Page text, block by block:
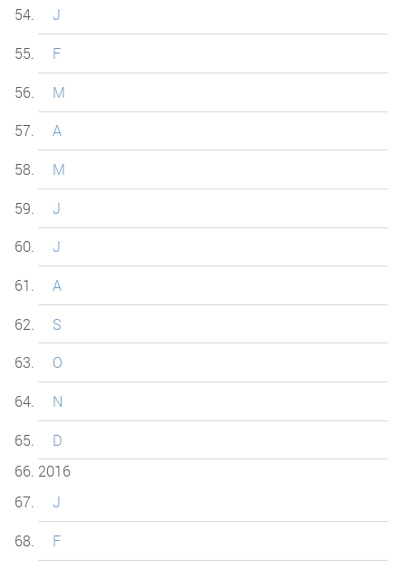
J
F
M
A
M
J
J
A
S
O
N
D
2016
J
F